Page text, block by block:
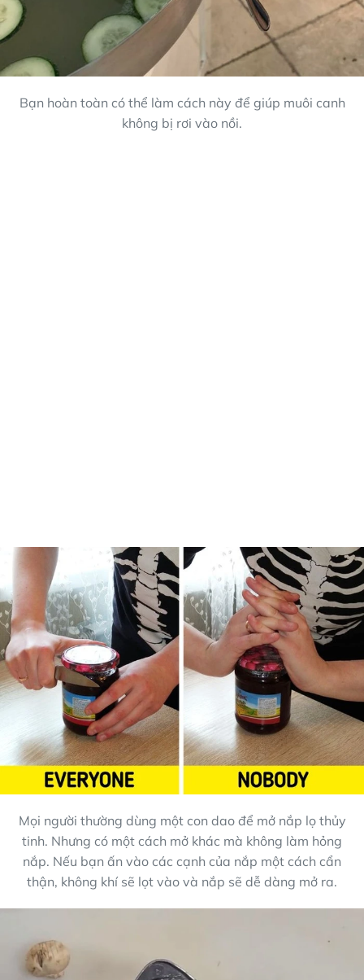
Bạn hoàn toàn có thể làm cách này để giúp muôi canh
không bị rơi vào nồi.
Mọi người thường dùng một con dao để mở nắp lọ thủy
tinh. Nhưng có một cách mở khác mà không làm hỏng
nắp. Nếu bạn ấn vào các cạnh của nắp một cách cẩn
thận, không khí sẽ lọt vào và nắp sẽ dễ dàng mở ra.